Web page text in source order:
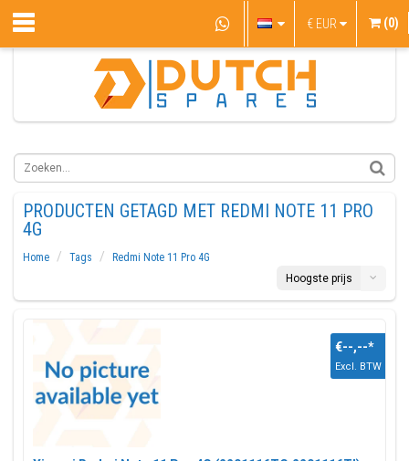
€ EUR (0)
PRODUCTEN GETAGD MET REDMI NOTE 11 PRO
4G
Home Tags
Redmi Note 11 Pro 4G
Hoogste prijs
€--,--*
Excl. BTW